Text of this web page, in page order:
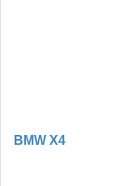
BMW X4